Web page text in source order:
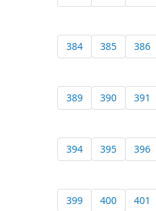
384 385 386
389 390 391
394 395 396
399 400 401